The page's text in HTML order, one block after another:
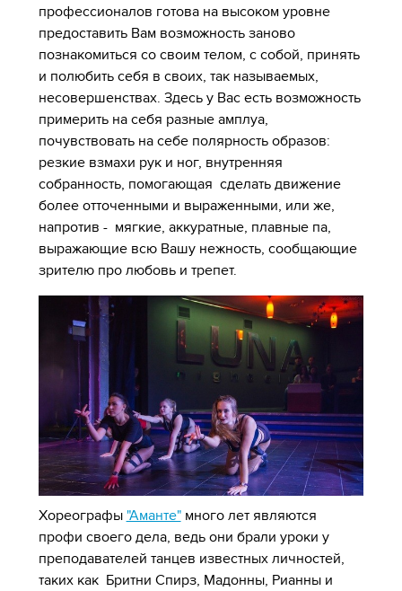
профессионалов готова на высоком уровне
предоставить Вам возможность заново
познакомиться со своим телом, с собой, принять
и полюбить себя в своих, так называемых,
несовершенствах. Здесь у Вас есть возможность
примерить на себя разные амплуа,
почувствовать на себе полярность образов:
резкие взмахи рук и ног, внутренняя
собранность, помогающая сделать движение
более отточенными и выраженными, или же,
напротив - мягкие, аккуратные, плавные па,
выражающие всю Вашу нежность, сообщающие
зрителю про любовь и трепет.
Хореографы "Аманте"много лет являются
профи своего дела, ведь они брали уроки у
преподавателей танцев известных личностей,
таких как Бритни Спирз, Мадонны, Рианны и